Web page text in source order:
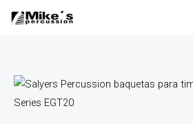
Salyers
Percussion